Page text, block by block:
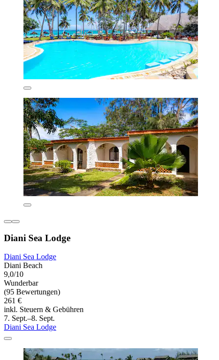
Diani Sea Lodge
Diani Sea Lodge
Diani Beach
9,0/10
Wunderbar
(95 Bewertungen)
261 €
inkl. Steuern & Gebühren
7. Sept.–8. Sept.
Diani Sea Lodge